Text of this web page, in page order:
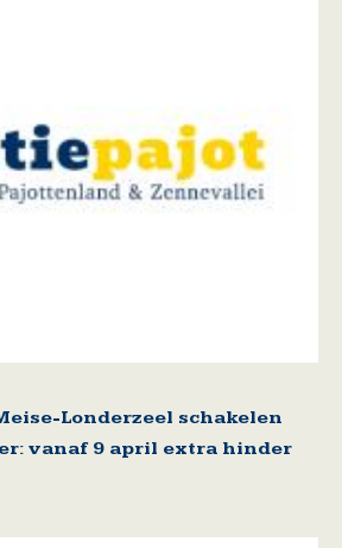
Londerzeel schakelen
vanaf 9 april extra hinder